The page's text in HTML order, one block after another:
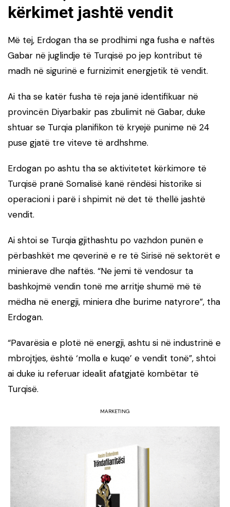
kërkimet jashtë vendit
Më tej, Erdogan tha se prodhimi nga fusha e naftës
Gabar në juglindje të Turqisë po jep kontribut të
madh në sigurinë e furnizimit energjetik të vendit.
Ai tha se katër fusha të reja janë identifikuar në
provincën Diyarbakir pas zbulimit në Gabar, duke
shtuar se Turqia planifikon të kryejë punime në 24
puse gjatë tre viteve të ardhshme.
Erdogan po ashtu tha se aktivitetet kërkimore të
Turqisë pranë Somalisë kanë rëndësi historike si
operacioni i parë i shpimit në det të thellë jashtë
vendit.
Ai shtoi se Turqia gjithashtu po vazhdon punën e
përbashkët me qeverinë e re të Sirisë në sektorët e
minierave dhe naftës. “Ne jemi të vendosur ta
bashkojmë vendin tonë me arritje shumë më të
mëdha në energji, miniera dhe burime natyrore”, tha
Erdogan.
“Pavarësia e plotë në energji, ashtu si në industrinë e
mbrojtjes, është ‘molla e kuqe’ e vendit tonë”, shtoi
ai duke iu referuar idealit afatgjatë kombëtar të
Turqisë.
MARKETING